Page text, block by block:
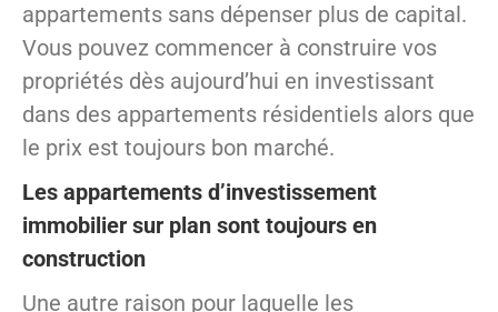
appartements sans dépenser plus de capital.
Vous pouvez commencer à construire vos
propriétés dès aujourd’hui en investissant
dans des appartements résidentiels alors que
le prix est toujours bon marché.
Les appartements d’investissement
immobilier sur plan sont toujours en
construction
Une autre raison pour laquelle les